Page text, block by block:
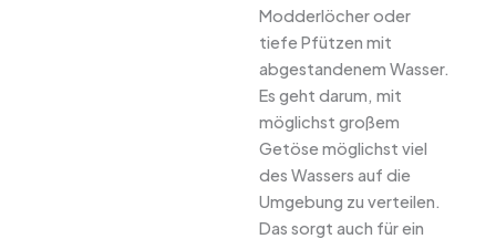
Modderlöcher oder
tiefe Pfützen mit
abgestandenem Wasser.
Es geht darum, mit
möglichst großem
Getöse möglichst viel
des Wassers auf die
Umgebung zu verteilen.
Das sorgt auch für ein